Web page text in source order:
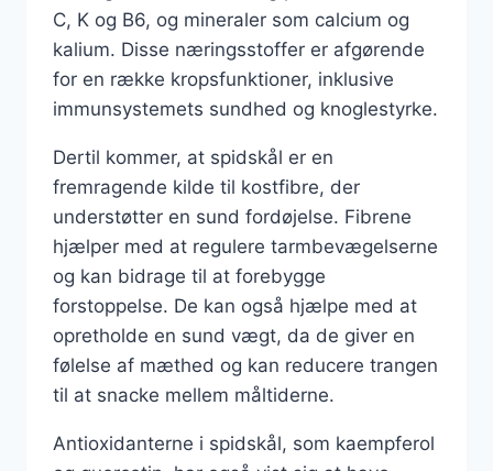
C, K og B6, og mineraler som calcium og
kalium. Disse næringsstoffer er afgørende
for en række kropsfunktioner, inklusive
immunsystemets sundhed og knoglestyrke.
Dertil kommer, at spidskål er en
fremragende kilde til kostfibre, der
understøtter en sund fordøjelse. Fibrene
hjælper med at regulere tarmbevægelserne
og kan bidrage til at forebygge
forstoppelse. De kan også hjælpe med at
opretholde en sund vægt, da de giver en
følelse af mæthed og kan reducere trangen
til at snacke mellem måltiderne.
Antioxidanterne i spidskål, som kaempferol